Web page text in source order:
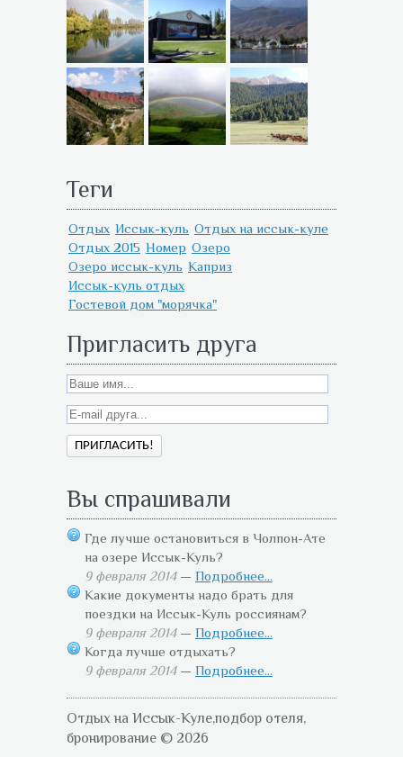
Теги
Отдых Иссык-куль Отдых на иссык-куле
Отдых 2015 Номер Озеро
Озеро иссык-куль Каприз
Иссык-куль отдых
Гостевой дом "морячка"
Пригласить друга
Вы спрашивали
Где лучше остановиться в Чолпон-Ате
на озере Иссык-Куль?
9 февраля 2014— Подробнее...
Какие документы надо брать для
поездки на Иссык-Куль россиянам?
9 февраля 2014— Подробнее...
Когда лучше отдыхать?
9 февраля 2014— Подробнее...
Отдых на Иссык-Куле,подбор отеля,
бронирование © 2026